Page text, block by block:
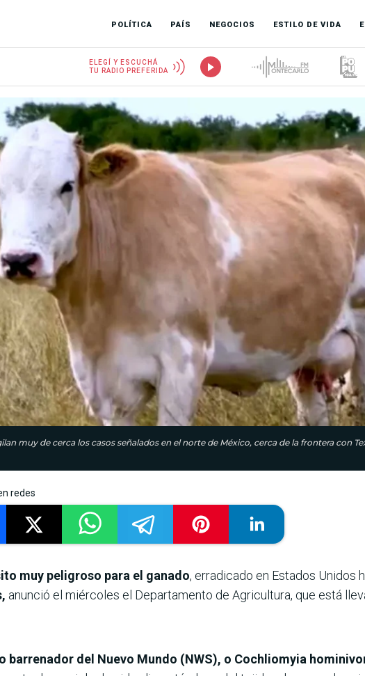
POLÍTICA PAÍS NEGOCIOS ESTILO DE VIDA
ELEGÍ Y ESCUCHÁ
TU RADIO PREFERIDA
muy de cerca los casos señalados en el norte de México, cerca de la frontera con
redes
muy peligroso para el ganado, erradicado en Estados Unidos
anunció el miércoles el Departamento de Agricultura, que está
barrenador del Nuevo Mundo (NWS), o Cochliomyia